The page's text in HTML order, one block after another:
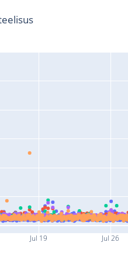
Jul 19 Jul 26